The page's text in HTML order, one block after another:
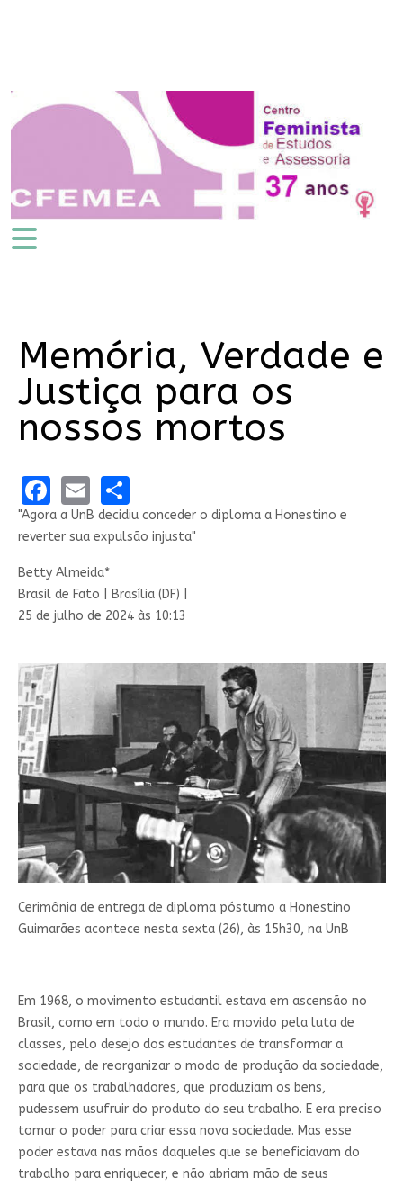
Memória, Verdade e
Justiça para os
nossos mortos
Facebook
EmailShare
"Agora a UnB decidiu conceder o diploma a Honestino e
reverter sua expulsão injusta"
Betty Almeida*
Brasil de Fato | Brasília (DF) |
25 de julho de 2024 às 10:13
Cerimônia de entrega de diploma póstumo a Honestino
Guimarães acontece nesta sexta (26), às 15h30, na UnB
Em 1968, o movimento estudantil estava em ascensão no
Brasil, como em todo o mundo. Era movido pela luta de
classes, pelo desejo dos estudantes de transformar a
sociedade, de reorganizar o modo de produção da sociedade,
para que os trabalhadores, que produziam os bens,
pudessem usufruir do produto do seu trabalho. E era preciso
tomar o poder para criar essa nova sociedade. Mas esse
poder estava nas mãos daqueles que se beneficiavam do
trabalho para enriquecer, e não abriam mão de seus